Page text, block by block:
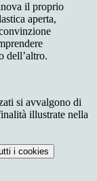
il proprio
aperta,
dell’altro.
si avvalgono di
illustrate nella
i cookies